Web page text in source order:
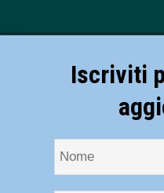
Iscriviti